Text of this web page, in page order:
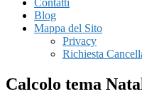
Contatti
Blog
Mappa del Sito
Privacy
Richiesta
Calcolo tema